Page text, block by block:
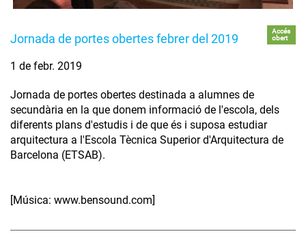
Jornada de portes obertes febrer del 2019
Accés
obert
1 de febr. 2019
Jornada de portes obertes destinada a alumnes de
secundària en la que donem informació de l'escola, dels
diferents plans d'estudis i de que és i suposa estudiar
arquitectura a l'Escola Tècnica Superior d'Arquitectura de
Barcelona (ETSAB).
[Música: www.bensound.com]